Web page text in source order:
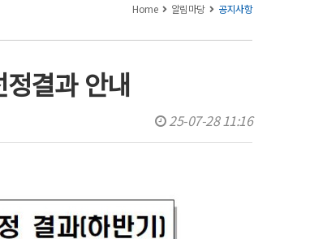
Home 알림마당 공지사항
결과 안내
25-07-28 11:16